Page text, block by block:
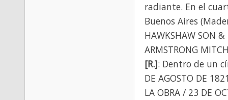
radiante. En el
Buenos Aires
HAWKSHAW SON &
ARMSTRONG
[R.]: Dentro de un
DE AGOSTO DE
LA OBRA / 23 DE